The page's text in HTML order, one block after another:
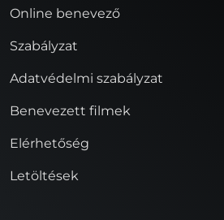
Online benevező
Szabályzat
Adatvédelmi szabályzat
Benevezett filmek
Elérhetőség
Letöltések